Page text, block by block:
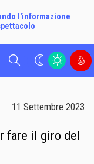
l'informazione
Cerca
11 Settembre 2023
fare il giro del